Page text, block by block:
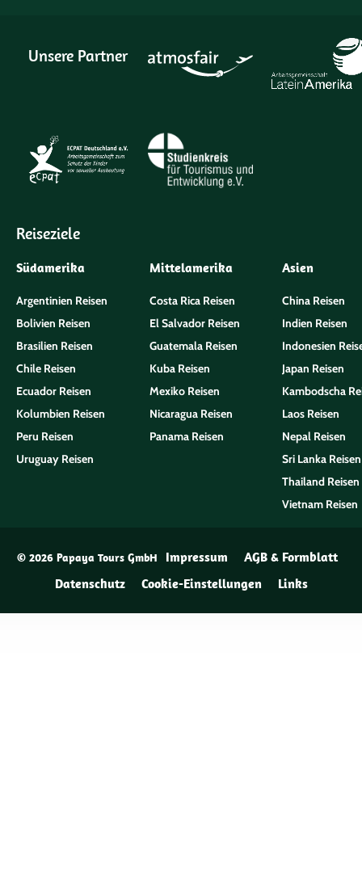
Unsere Partner
Reiseziele
Südamerika
Argentinien Reisen
Bolivien Reisen
Brasilien Reisen
Chile Reisen
Ecuador Reisen
Kolumbien Reisen
Peru Reisen
Uruguay Reisen
Mittelamerika
Costa Rica Reisen
El Salvador Reisen
Guatemala Reisen
Kuba Reisen
Mexiko Reisen
Nicaragua Reisen
Panama Reisen
Asien
China Reisen
Indien Reisen
Indonesien
Japan Reisen
Kambodscha
Laos Reisen
Nepal Reisen
Sri Lanka Reisen
Thailand Reisen
Vietnam Reisen
© 2026 Papaya Tours GmbH Impressum
AGB & Formblatt
Datenschutz
Cookie-Einstellungen Links